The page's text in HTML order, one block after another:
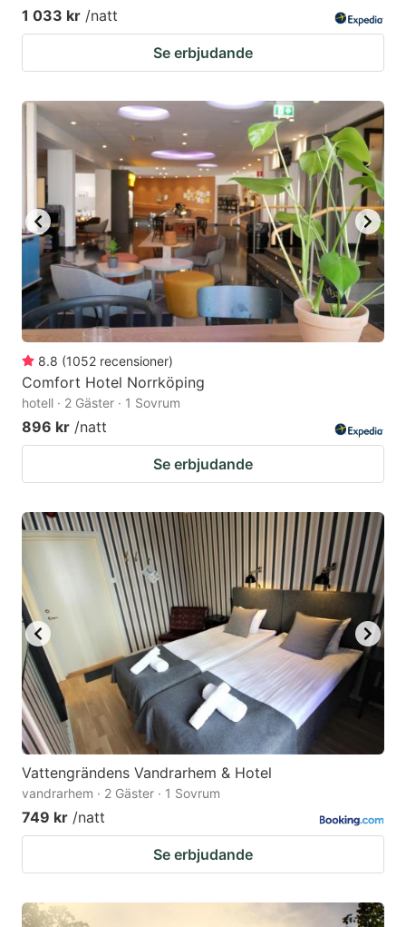
1 033 kr /natt
Se erbjudande
8.8 (1052 recensioner)
Comfort Hotel Norrköping
hotell · 2 Gäster · 1 Sovrum
896 kr /natt
Se erbjudande
Vattengrändens Vandrarhem & Hotel
vandrarhem · 2 Gäster · 1 Sovrum
749 kr /natt
Se erbjudande